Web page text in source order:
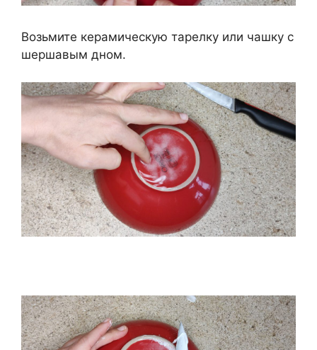
Возьмите керамическую тарелку или чашку с
шершавым дном.